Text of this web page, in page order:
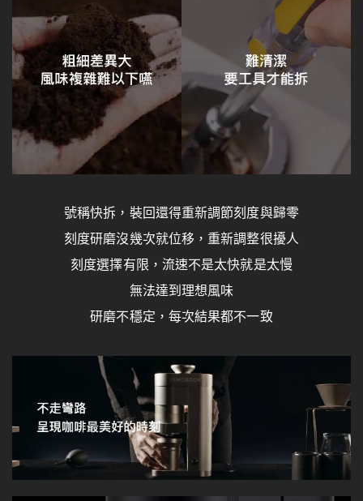
號稱快拆，裝回還得重新調節刻度與歸零
刻度研磨沒幾次就位移，重新調整很擾人
刻度選擇有限，流速不是太快就是太慢
無法達到理想風味
研磨不穩定，每次結果都不一致